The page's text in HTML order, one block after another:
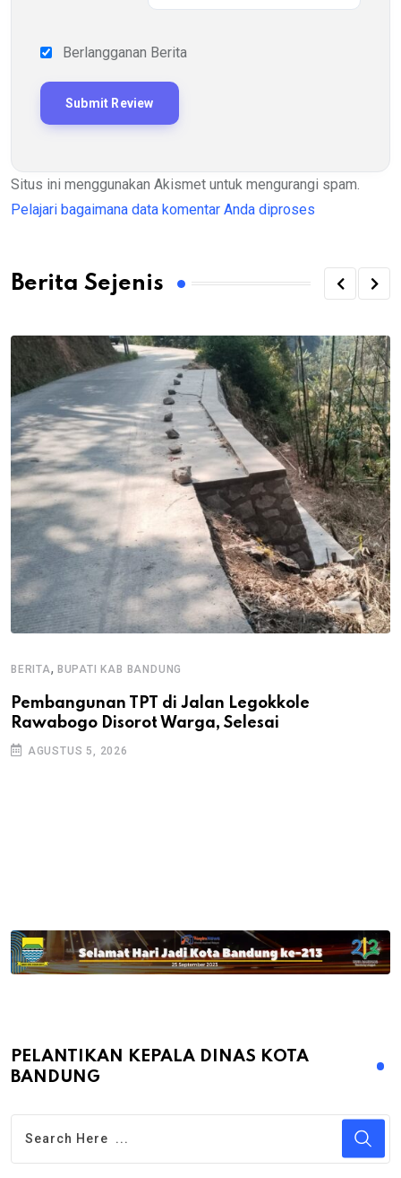
Berlangganan Berita
Situs ini menggunakan Akismet untuk mengurangi spam.
Pelajari bagaimana data komentar Anda diproses
Berita Sejenis
BERITA, BUPATI KAB BANDUNG
Pembangunan TPT di Jalan Legokkole
Rawabogo Disorot Warga, Selesai
AGUSTUS 5, 2026
PELANTIKAN KEPALA DINAS KOTA
BANDUNG